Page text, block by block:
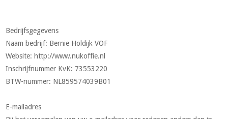
Bedrijfsgegevens
Naam bedrijf: Bernie Holdijk VOF
Website: http://www.nukoffie.nl
Inschrijfnummer KvK: 73553220
BTW-nummer: NL859574039B01
E-mailadres